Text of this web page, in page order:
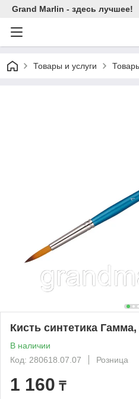
Grand Marlin - здесь лучшее!
Товары и услуги
Кисть синтетика
В наличии
Код: 280618.07.07
Розница
1 160 ₸